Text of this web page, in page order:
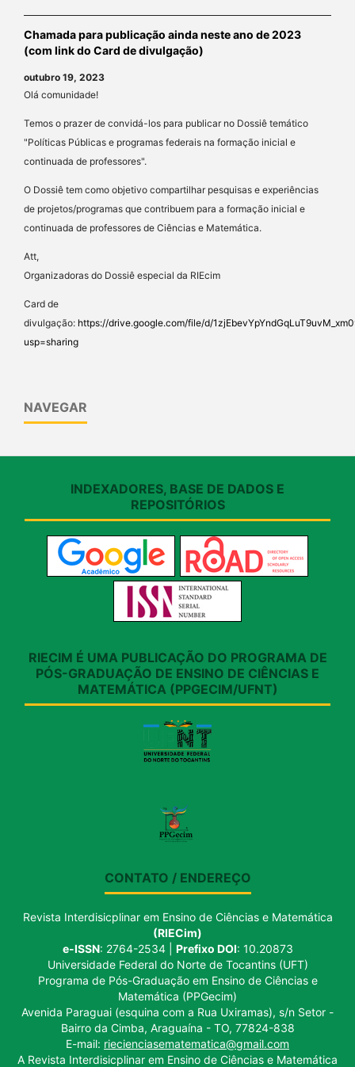
Chamada para publicação ainda neste ano de 2023
(com link do Card de divulgação)
outubro 19, 2023
Olá comunidade!
Temos o prazer de convidá-los para publicar no Dossiê temático
"Políticas Públicas e programas federais na formação inicial e
continuada de professores".
O Dossiê tem como objetivo compartilhar pesquisas e experiências
de projetos/programas que contribuem para a formação inicial e
continuada de professores de Ciências e Matemática.
Att,
Organizadoras do Dossiê especial da RIEcim
Card de
divulgação: https://drive.google.com/file/d/
usp=sharing
NAVEGAR
INDEXADORES, BASE DE DADOS E
REPOSITÓRIOS
RIECIM É UMA PUBLICAÇÃO DO PROGRAMA DE
PÓS-GRADUAÇÃO DE ENSINO DE CIÊNCIAS E
MATEMÁTICA (PPGECIM/UFNT)
CONTATO / ENDEREÇO
Revista Interdisicplinar em Ensino de Ciências e Matemática
(RIECim)
e-ISSN: 2764-2534 | Prefixo DOI: 10.20873
Universidade Federal do Norte de Tocantins (UFT)
Programa de Pós-Graduação em Ensino de Ciências e
Matemática (PPGecim)
Avenida Paraguai (esquina com a Rua Uxiramas), s/n Setor -
Bairro da Cimba, Araguaína - TO, 77824-838
E-mail: riecienciasematematica@gmail.com
A Revista Interdisicplinar em Ensino de Ciências e Matemática